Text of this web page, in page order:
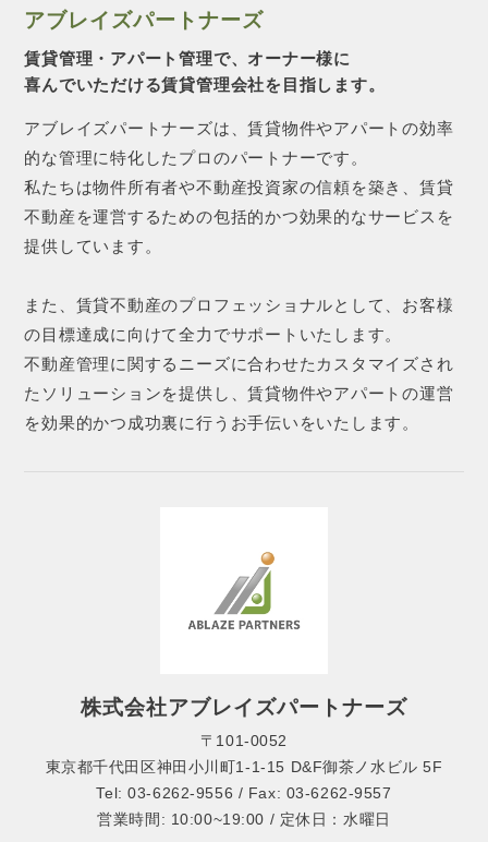
アブレイズパートナーズ
賃貸管理・アパート管理で、オーナー様に
喜んでいただける賃貸管理会社を目指します。
アブレイズパートナーズは、賃貸物件やアパートの効率
的な管理に特化したプロのパートナーです。
私たちは物件所有者や不動産投資家の信頼を築き、賃貸
不動産を運営するための包括的かつ効果的なサービスを
提供しています。
また、賃貸不動産のプロフェッショナルとして、お客様
の目標達成に向けて全力でサポートいたします。
不動産管理に関するニーズに合わせたカスタマイズされ
たソリューションを提供し、賃貸物件やアパートの運営
を効果的かつ成功裏に行うお手伝いをいたします。
株式会社アブレイズパートナーズ
〒101-0052
東京都千代田区神田小川町1-1-15 D&F御茶ノ水ビル 5F
Tel: 03-6262-9556 / Fax: 03-6262-9557
営業時間: 10:00~19:00 / 定休日：水曜日